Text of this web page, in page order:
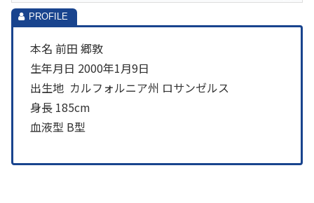
本名 前田 郷敦
生年月日 2000年1月9日
出生地 カルフォルニア州 ロサンゼルス
身長 185cm
血液型 B型